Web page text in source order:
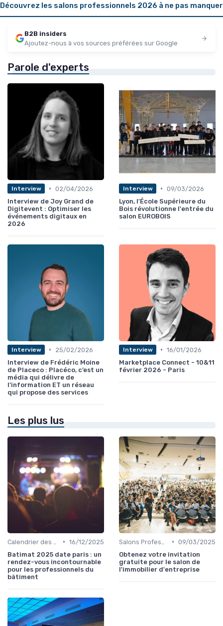
Découvrez les salons professionnels 2026 à ne pas manquer
B2B insiders
Ajoutez-nous à vos sources préférées sur Google
Parole d'experts
Interview • 02/04/2026
Interview de Joy Grand de
Digitevent : Optimiser les
événements digitaux en
2026
Interview • 09/03/2026
Lyon, l'École Supérieure du
Bois révolutionne l'entrée du
salon EUROBOIS
Interview •
25/02/2026
Interview de Frédéric Moine
de Placeco : Placéco, c’est un
média qui délivre de
l’information ET un réseau
qui propose des services
Interview • 16/01/2026
Marketplace Connect - 10&11
février 2026 - Paris
Les plus lus
• 16/12/2025
Batimat 2025 date paris : un
rendez-vous incontournable
pour les professionnels du
bâtiment
• 09/03/2025
Obtenez votre invitation
gratuite pour le salon de
l'immobilier d'entreprise